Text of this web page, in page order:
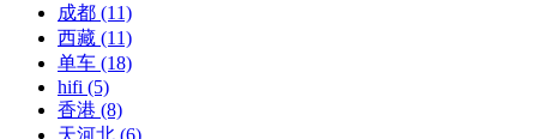
成都 (11)
西藏 (11)
单车 (18)
hifi (5)
香港 (8)